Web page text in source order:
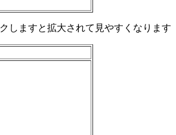
しますと拡大されて見やすくなります